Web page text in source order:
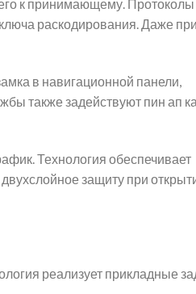
к принимающему. Протоколы
раскодирования. Даже при
в навигационной панели,
также задействуют пин ап
Технология обеспечивает
защиту при
реализует прикладные